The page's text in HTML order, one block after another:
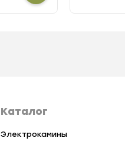
Каталог
Электрокамины